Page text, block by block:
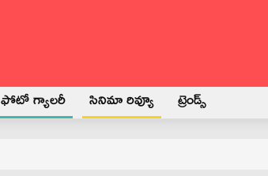
ఫోటో గ్యాలరీ సినిమా రివ్యూ ట్రెండ్స్